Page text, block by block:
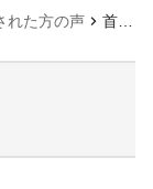
れた方の声 chevron_right 首こり、肩こりが根本的に良くなり、楽になりました！